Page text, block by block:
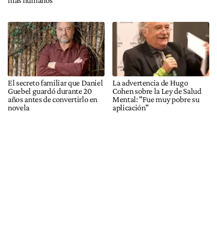
El secreto familiar que Daniel
Guebel guardó durante 20
años antes de convertirlo en
novela
La advertencia de Hugo
Cohen sobre la Ley de Salud
Mental: "Fue muy pobre su
aplicación"